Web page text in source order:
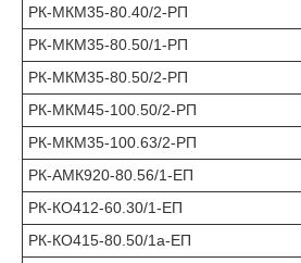
РК-МКМ35-80.40/2-РП
РК-МКМ35-80.50/1-РП
РК-МКМ35-80.50/2-РП
РК-МКМ45-100.50/2-РП
РК-МКМ35-100.63/2-РП
РК-АМК920-80.56/1-ЕП
РК-КО412-60.30/1-ЕП
РК-КО415-80.50/1а-ЕП